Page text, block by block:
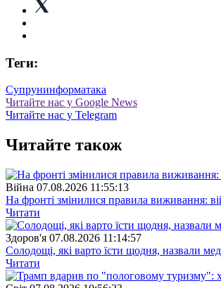
Теги:
Супрунинформатака
Читайте нас у Google News
Читайте нас у Telegram
Читайте також
Війна 07.08.2026 11:55:13
На фронті змінилися правила виживання:
Читати
Здоров'я 07.08.2026 11:14:57
Солодощі, які варто їсти щодня, назвали
Читати